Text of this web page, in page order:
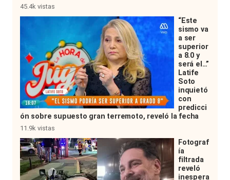
45.4k vistas
“Este
sismo va
a ser
superior
a 8.0 y
será el…”
Latife
Soto
inquietó
con
predicci
ón sobre supuesto gran terremoto, reveló la fecha
11.9k vistas
Fotograf
ía
filtrada
reveló
inespera